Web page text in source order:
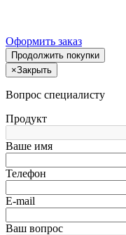
Оформить заказ
Продолжить покупки
×Закрыть
Вопрос специалисту
Продукт
Ваше имя
Телефон
E-mail
Ваш вопрос